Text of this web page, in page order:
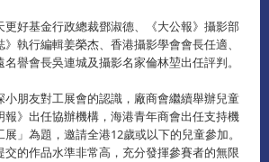
更好基金行政總裁鄧淑德、《大公報》攝影部
執行編輯姜榮杰、香港攝影學會會長任適、
譽會長吳連城及攝影名家倫林堃出任評判。
小朋友對工展會的認識，廠商會繼續舉辦兒童
報》出任協辦機構，海港青年商會出任支持機
」為題，邀請全港12歲或以下的兒童參加。
的作品水準非常高，充分發揮參賽者的無限